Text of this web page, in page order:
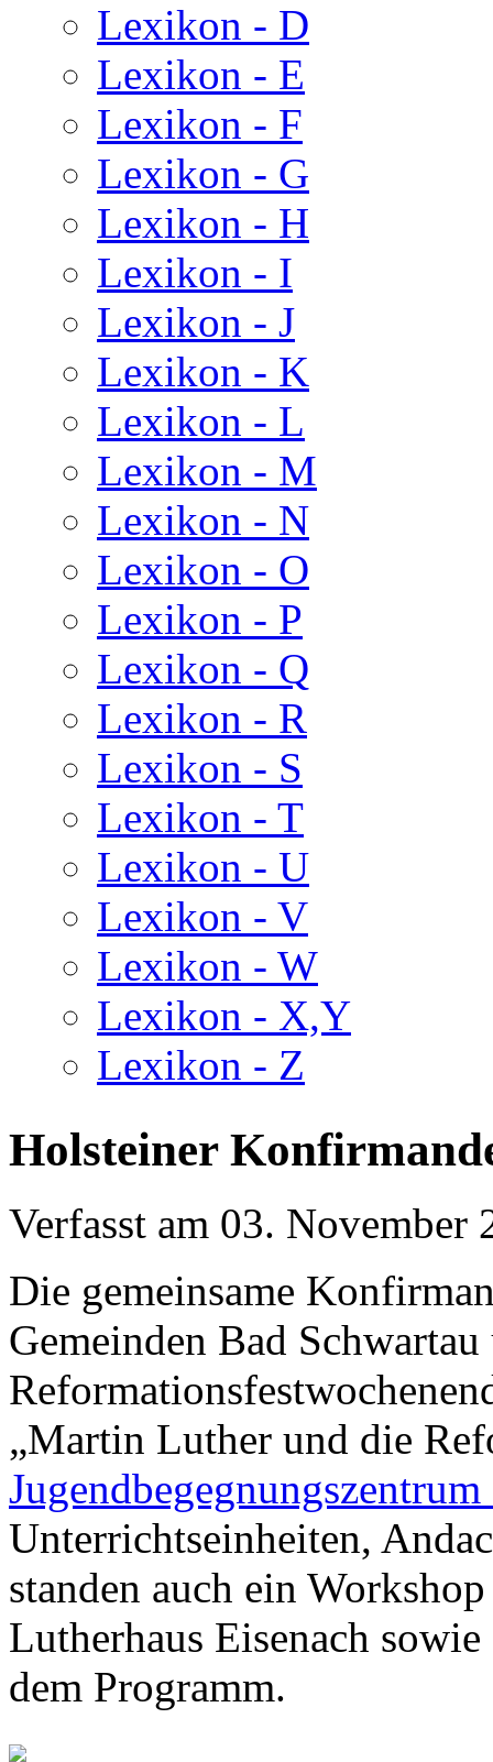
Lexikon - D
Lexikon - E
Lexikon - F
Lexikon - G
Lexikon - H
Lexikon - I
Lexikon - J
Lexikon - K
Lexikon - L
Lexikon - M
Lexikon - N
Lexikon - O
Lexikon - P
Lexikon - Q
Lexikon - R
Lexikon - S
Lexikon - T
Lexikon - U
Lexikon - V
Lexikon - W
Lexikon - X,Y
Lexikon - Z
Holsteiner
Verfasst am 03. November
Die gemeinsame
Gemeinden Bad
„Martin Luther und die
Unterrichtseinheiten,
standen auch ein
Lutherhaus Eisenach
dem Programm.